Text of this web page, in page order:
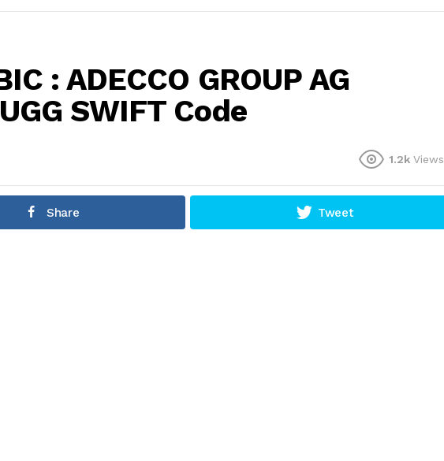
: ADECCO GROUP AG
SWIFT Code
1.2k Views
Share Tweet